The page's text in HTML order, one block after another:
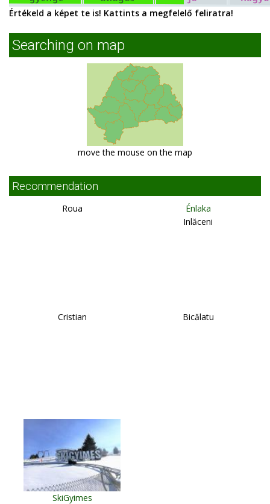
Értékeld a képet te is! Kattints a megfelelő feliratra!
Searching on map
move the mouse on the map
Recommendation
Roua
Énlaka
Inlăceni
Cristian Bicălatu
SkiGyimes